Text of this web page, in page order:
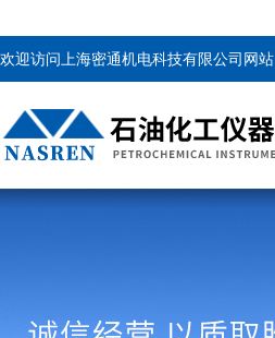
欢迎访问上海密通机电科技有限公司网站